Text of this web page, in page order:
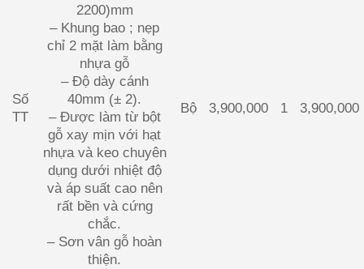
Số
TT
2200)mm
– Khung bao ; nẹp
chỉ 2 mặt làm bằng
nhựa gỗ
– Độ dày cánh
40mm (± 2).
– Được làm từ bột
gỗ xay mịn với hạt
nhựa và keo chuyên
dụng dưới nhiệt độ
và áp suất cao nên
rất bền và cứng
chắc.
– Sơn vân gỗ hoàn
thiện.
Bộ 3,900,000 1 3,900,000